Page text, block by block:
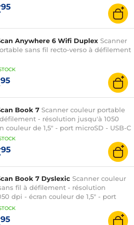
95
Anywhere 6 Wifi Duplex Scanner
sans fil recto-verso à défilement
95
Book 7 Scanner couleur portable
- résolution jusqu'à 1050
couleur de 1,5" - port microSD - USB-C
95
Book 7 Dyslexic Scanner couleur
fil à défilement - résolution
dpi - écran couleur de 1,5" - port
C
95